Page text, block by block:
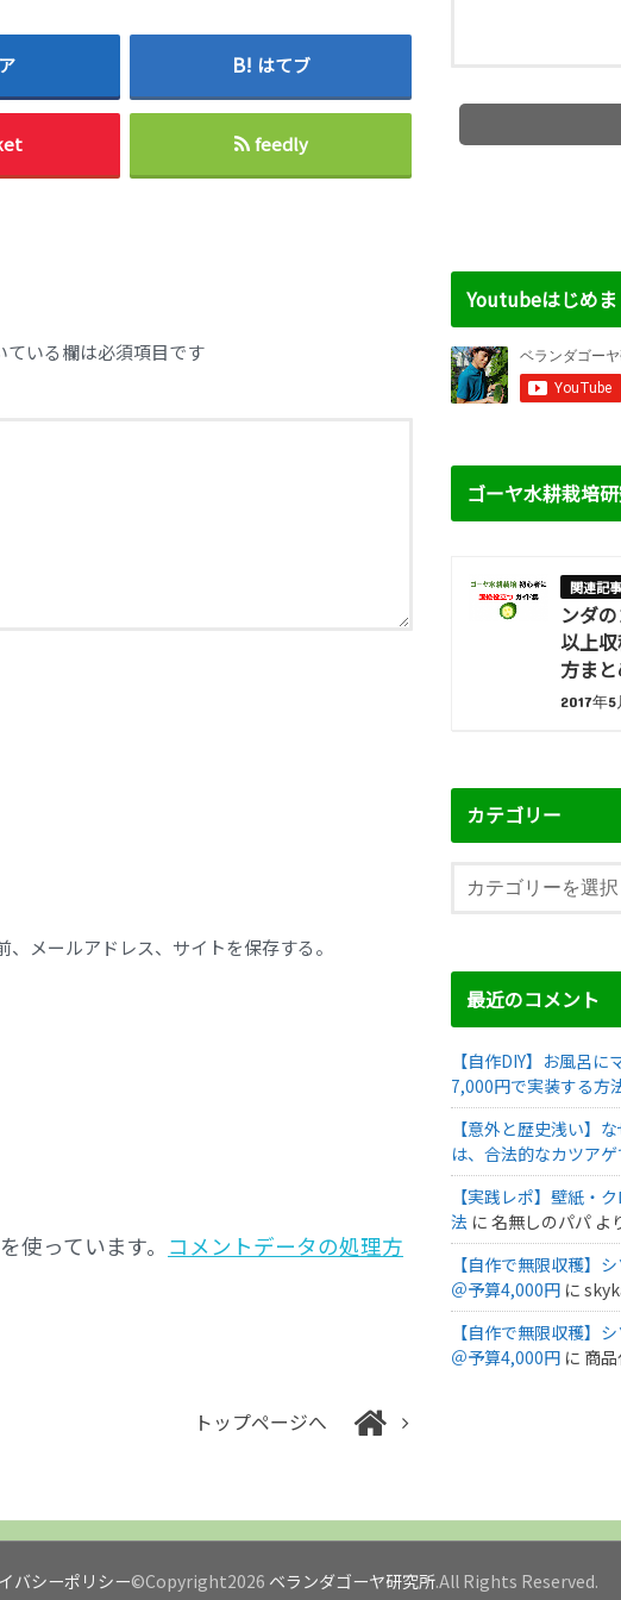
はてブ
feedly
ている欄は必須項目です
メールアドレス、サイトを保存する。
使っています。 コメントデータの処理方
トップページへ
Youtubeはじめま
ゴーヤ水耕栽培
ンダ
以上
方ま
2017年5
カテゴリー
最近のコメント
【自作DIY】お風呂
7,000円で実装する方
【意外と歴史浅い】
は、合法的なカツアゲ
【実践レポ】壁紙・
法 に 名無しのパパ よ
【自作で無限収穫】
＠予算4,000円 に
【自作で無限収穫】
＠予算4,000円 に 商
バシーポリシー©Copyright2026 ベランダゴーヤ研究所.All Rights Reserved.